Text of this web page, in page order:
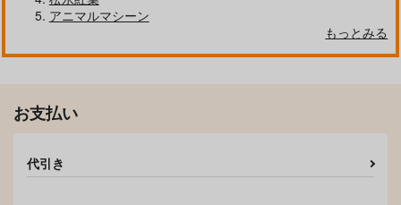
アニマルマシーン
もっとみる
お支払い
代引き